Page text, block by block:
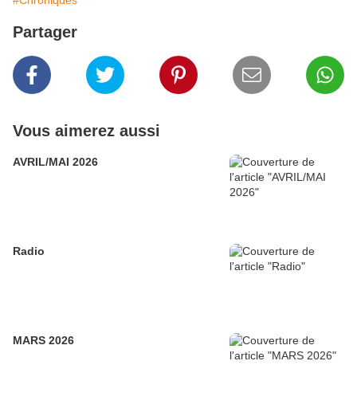
Partager
Vous aimerez aussi
AVRIL/MAI 2026
Radio
MARS 2026